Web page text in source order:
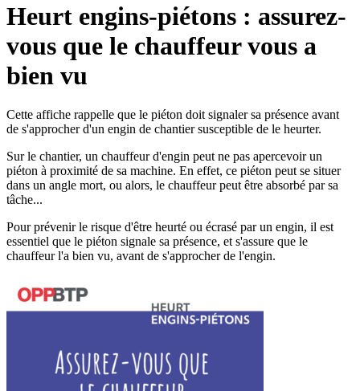
Heurt engins-piétons : assurez-
vous que le chauffeur vous a
bien vu
Cette affiche rappelle que le piéton doit signaler sa présence avant
de s'approcher d'un engin de chantier susceptible de le heurter.
Sur le chantier, un chauffeur d'engin peut ne pas apercevoir un
piéton à proximité de sa machine. En effet, ce piéton peut se situer
dans un angle mort, ou alors, le chauffeur peut être absorbé par sa
tâche...
Pour prévenir le risque d'être heurté ou écrasé par un engin, il est
essentiel que le piéton signale sa présence, et s'assure que le
chauffeur l'a bien vu, avant de s'approcher de l'engin.